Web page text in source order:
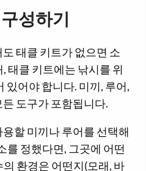
성하기
태클 키트가 없으면 소
태클 키트에는 낚시를 위
있어야 합니다. 미끼, 루어,
도구가 포함됩니다.
할 미끼나 루어를 선택해
를 정했다면, 그곳에 어떤
환경은 어떤지(모래, 바